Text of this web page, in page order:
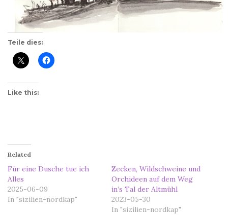
Teile dies:
Like this:
Related
Für eine Dusche tue ich
Alles
2025-06-09
In "sizilien-nordkap"
Zecken, Wildschweine und
Orchideen auf dem Weg
in’s Tal der Altmühl
2023-05-30
In "sizilien-nordkap"